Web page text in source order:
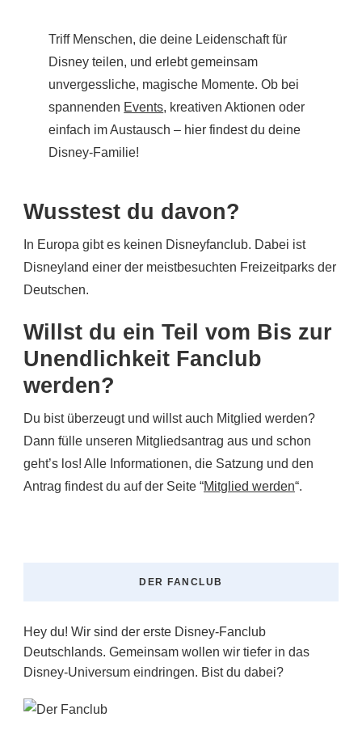
Triff Menschen, die deine Leidenschaft für
Disney teilen, und erlebt gemeinsam
unvergessliche, magische Momente. Ob bei
spannenden Events, kreativen Aktionen oder
einfach im Austausch – hier findest du deine
Disney-Familie!
Wusstest du davon?
In Europa gibt es keinen Disneyfanclub. Dabei ist
Disneyland einer der meistbesuchten Freizeitparks der
Deutschen.
Willst du ein Teil vom Bis zur
Unendlichkeit Fanclub
werden?
Du bist überzeugt und willst auch Mitglied werden?
Dann fülle unseren Mitgliedsantrag aus und schon
geht’s los! Alle Informationen, die Satzung und den
Antrag findest du auf der Seite “Mitglied werden“.
DER FANCLUB
Hey du! Wir sind der erste Disney-Fanclub
Deutschlands. Gemeinsam wollen wir tiefer in das
Disney-Universum eindringen. Bist du dabei?